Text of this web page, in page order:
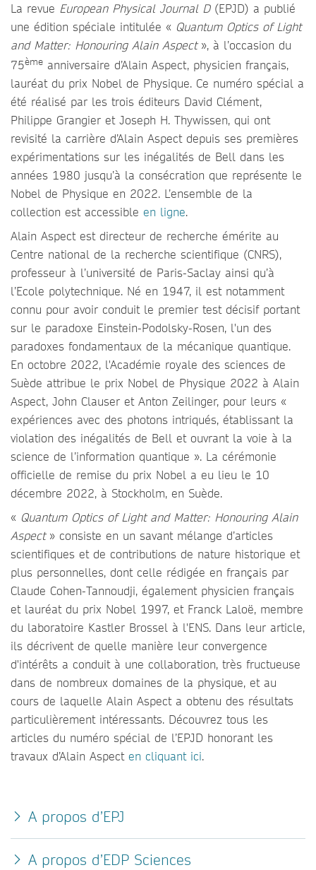
La revue European Physical Journal D(EPJD) a publié
une édition spéciale intitulée « Quantum Optics of Light
and Matter: Honouring Alain Aspect», à l’occasion du
75ème anniversaire d’Alain Aspect, physicien français,
lauréat du prix Nobel de Physique. Ce numéro spécial a
été réalisé par les trois éditeurs David Clément,
Philippe Grangier et Joseph H. Thywissen, qui ont
revisité la carrière d’Alain Aspect depuis ses premières
expérimentations sur les inégalités de Bell dans les
années 1980 jusqu’à la consécration que représente le
Nobel de Physique en 2022. L’ensemble de la
collection est accessible en ligne.
Alain Aspect est directeur de recherche émérite au
Centre national de la recherche scientifique (CNRS),
professeur à l’université de Paris-Saclay ainsi qu’à
l’Ecole polytechnique. Né en 1947, il est notamment
connu pour avoir conduit le premier test décisif portant
sur le paradoxe Einstein-Podolsky-Rosen, l'un des
paradoxes fondamentaux de la mécanique quantique.
En octobre 2022, l'Académie royale des sciences de
Suède attribue le prix Nobel de Physique 2022 à Alain
Aspect, John Clauser et Anton Zeilinger, pour leurs «
expériences avec des photons intriqués, établissant la
violation des inégalités de Bell et ouvrant la voie à la
science de l’information quantique ». La cérémonie
officielle de remise du prix Nobel a eu lieu le 10
décembre 2022, à Stockholm, en Suède.
« Quantum Optics of Light and Matter: Honouring Alain
Aspect» consiste en un savant mélange d’articles
scientifiques et de contributions de nature historique et
plus personnelles, dont celle rédigée en français par
Claude Cohen-Tannoudji, également physicien français
et lauréat du prix Nobel 1997, et Franck Laloë, membre
du laboratoire Kastler Brossel à l'ENS. Dans leur article,
ils décrivent de quelle manière leur convergence
d'intérêts a conduit à une collaboration, très fructueuse
dans de nombreux domaines de la physique, et au
cours de laquelle Alain Aspect a obtenu des résultats
particulièrement intéressants. Découvrez tous les
articles du numéro spécial de l’EPJD honorant les
travaux d’Alain Aspect en cliquant ici.
A propos d’EPJ
A propos d’EDP Sciences